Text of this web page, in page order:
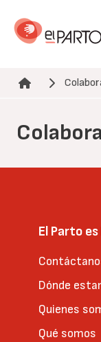
contenido
Ruta de navegación
El Parto
Dónde
Quienes
Qué somos